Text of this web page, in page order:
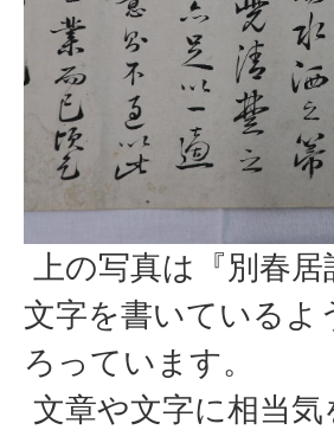
上の写真は『別春
文字を書いているよ
ろっています。
文章や文字に相当